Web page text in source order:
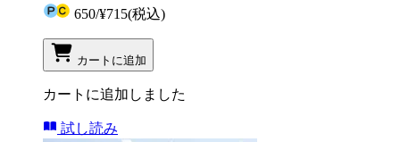
650/¥715(税込)
カートに追加
カートに追加しました
試し読み